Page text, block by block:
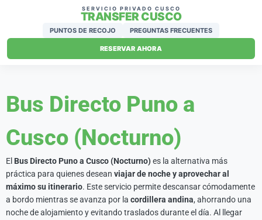
SERVICIO PRIVADO CUSCO
TRANSFER CUSCO
PUNTOS DE RECOJO PREGUNTAS FRECUENTES
RESERVAR AHORA
Bus Directo Puno a
Cusco (Nocturno)
El Bus Directo Puno a Cusco (Nocturno)es la alternativa más
práctica para quienes desean viajar de noche y aprovechar al
máximo su itinerario. Este servicio permite descansar cómodamente
a bordo mientras se avanza por la cordillera andina, ahorrando una
noche de alojamiento y evitando traslados durante el día. Al llegar